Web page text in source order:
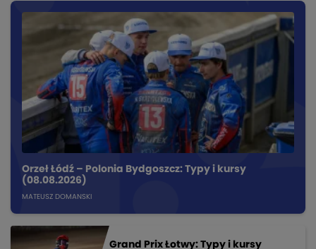
Orzeł Łódź – Polonia Bydgoszcz: Typy i kursy
(08.08.2026)
MATEUSZ DOMANSKI
Grand Prix Łotwy: Typy i kursy